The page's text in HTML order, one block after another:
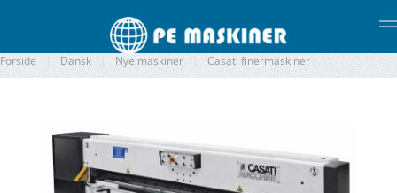
Gå til hovedindhold
Forside Dansk Nye maskiner Casati finermaskiner